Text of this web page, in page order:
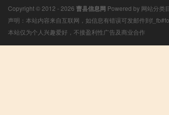
Copyright © 2012 - 2026 曹县信息网 Powered by 网站分类
声明：本站内容来自互联网，如信息有错误可发邮件到
本站仅为个人兴趣爱好，不接盈利性广告及商业合作